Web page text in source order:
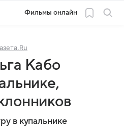
Фильмы онлайн
Кабо
в купальнике